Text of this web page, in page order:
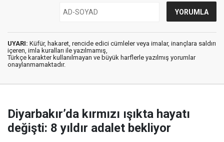
UYARI: Küfür, hakaret, rencide edici cümleler veya imalar, inançlara saldırı
içeren, imla kuralları ile yazılmamış,
Türkçe karakter kullanılmayan ve büyük harflerle yazılmış yorumlar
onaylanmamaktadır.
Diyarbakır’da kırmızı ışıkta hayatı
değişti: 8 yıldır adalet bekliyor